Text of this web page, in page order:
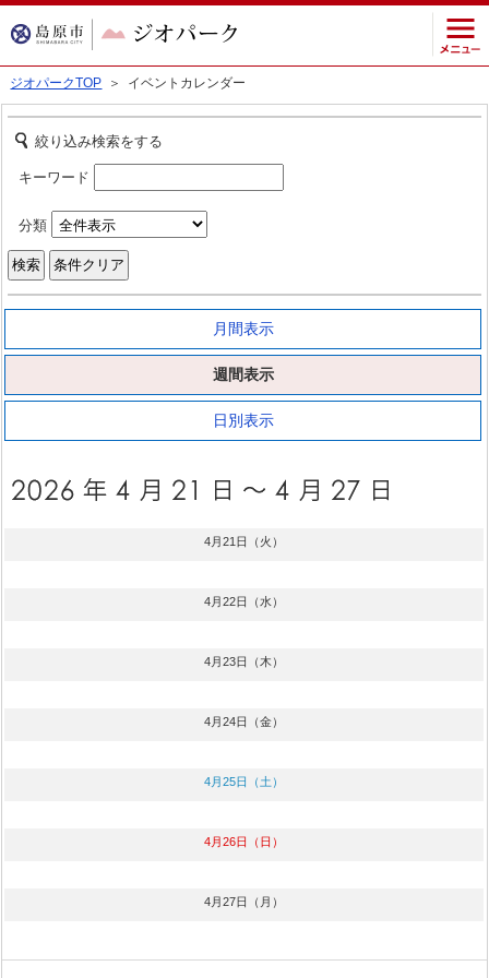
ジオパークTOP ＞ イベントカレンダー
絞り込み検索をする
キーワード
分類
月間表示
週間表示
日別表示
4月21日（火）
4月22日（水）
4月23日（木）
4月24日（金）
4月25日（土）
4月26日（日）
4月27日（月）